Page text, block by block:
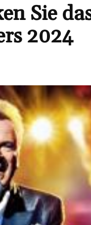
Sie
2024